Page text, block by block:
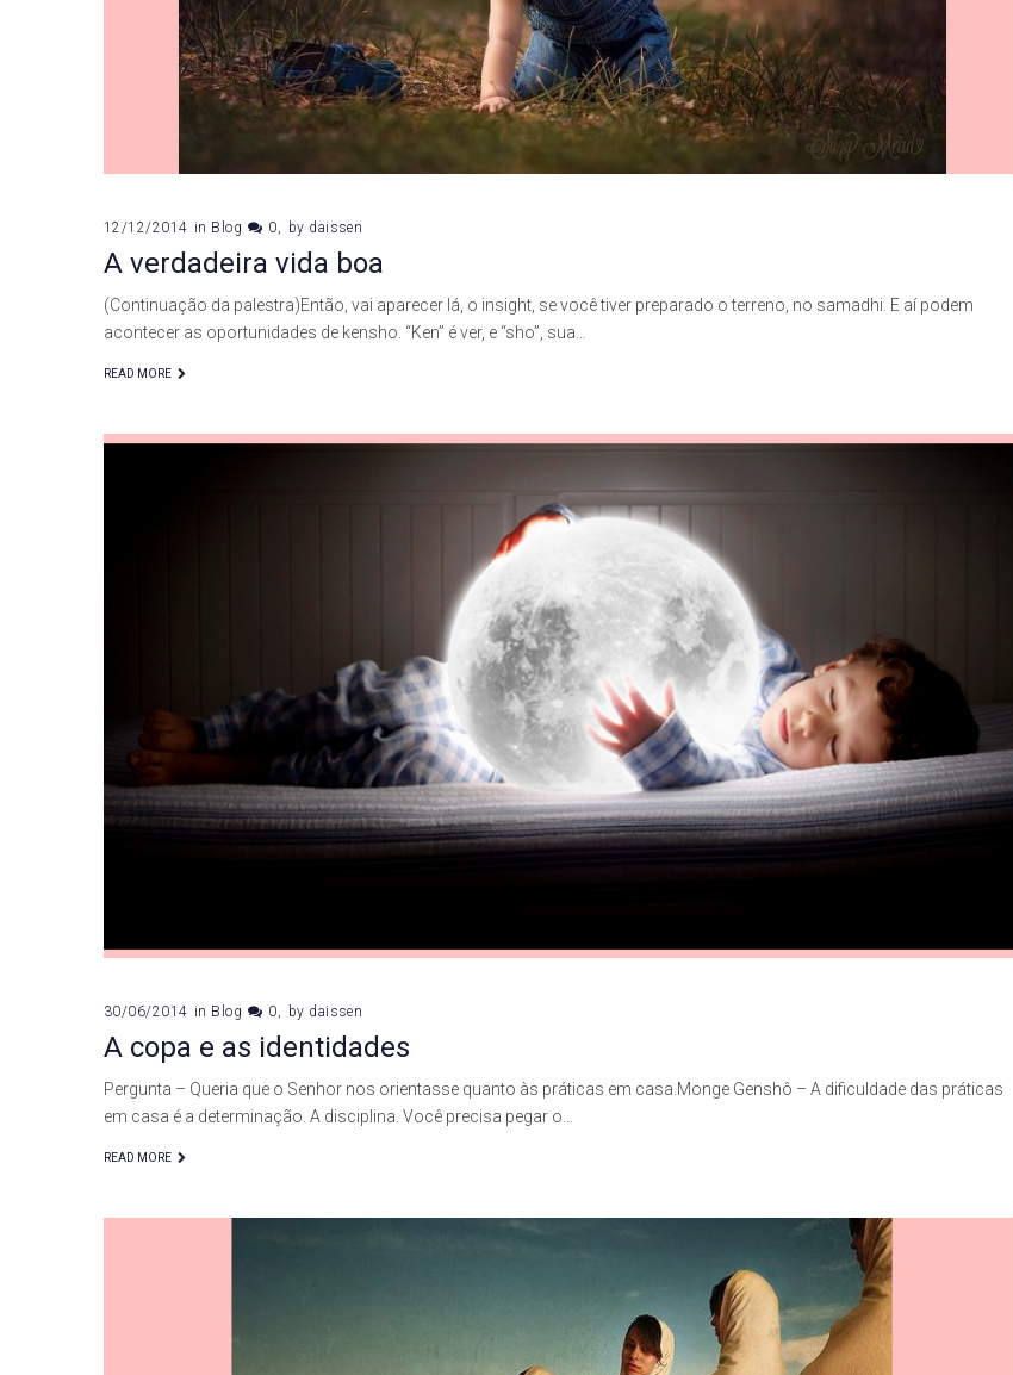
12/12/2014 in Blog 0 by daissen
A verdadeira vida boa
(Continuação da palestra)Então, vai aparecer lá, o insight, se você tiver preparado o terreno, no samadhi. E aí podem
acontecer as oportunidades de kensho. “Ken” é ver, e “sho”, sua…
READ MORE
30/06/2014 in Blog 0 by daissen
A copa e as identidades
Pergunta – Queria que o Senhor nos orientasse quanto às práticas em casa.Monge Genshô – A dificuldade das práticas
em casa é a determinação. A disciplina. Você precisa pegar o…
READ MORE